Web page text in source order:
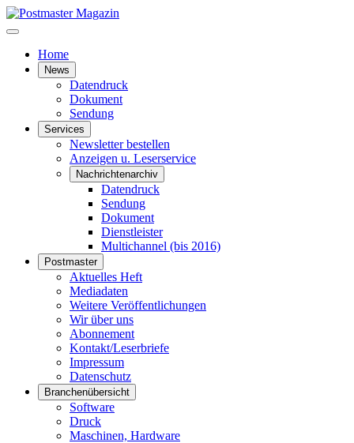
Home
News
Datendruck
Dokument
Sendung
Services
Newsletter bestellen
Anzeigen u. Leserservice
Nachrichtenarchiv
Datendruck
Sendung
Dokument
Dienstleister
Multichannel (bis 2016)
Postmaster
Aktuelles Heft
Mediadaten
Weitere Veröffentlichungen
Wir über uns
Abonnement
Kontakt/Leserbriefe
Impressum
Datenschutz
Branchenübersicht
Software
Druck
Maschinen, Hardware